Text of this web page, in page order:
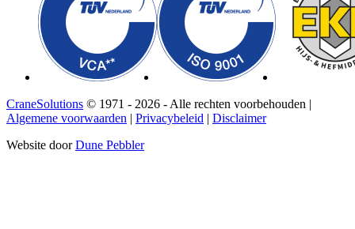
CraneSolutions © 1971 - 2026 - Alle rechten voorbehouden |
Algemene voorwaarden
Privacybeleid
Disclaimer
Website doorDune Pebbler